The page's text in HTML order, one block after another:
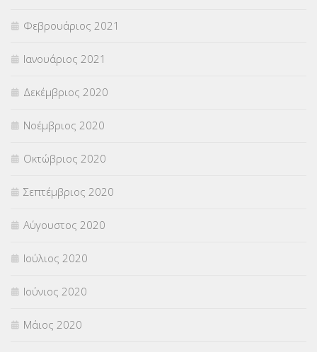
Φεβρουάριος 2021
Ιανουάριος 2021
Δεκέμβριος 2020
Νοέμβριος 2020
Οκτώβριος 2020
Σεπτέμβριος 2020
Αύγουστος 2020
Ιούλιος 2020
Ιούνιος 2020
Μάιος 2020